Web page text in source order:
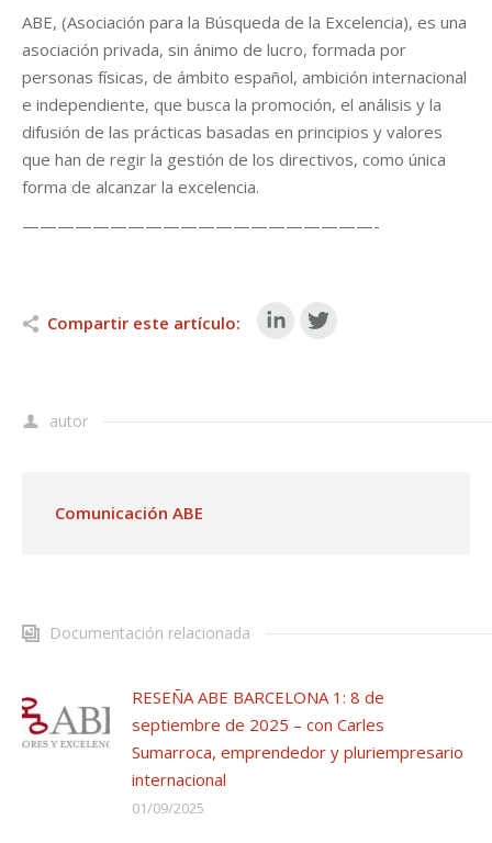
ABE, (Asociación para la Búsqueda de la Excelencia), es una
asociación privada, sin ánimo de lucro, formada por
personas físicas, de ámbito español, ambición internacional
e independiente, que busca la promoción, el análisis y la
difusión de las prácticas basadas en principios y valores
que han de regir la gestión de los directivos, como única
forma de alcanzar la excelencia.
————————————————————-
Compartir este artículo:
autor
Comunicación ABE
Documentación relacionada
RESEÑA ABE BARCELONA 1: 8 de
septiembre de 2025 – con Carles
Sumarroca, emprendedor y pluriempresario
internacional
01/09/2025